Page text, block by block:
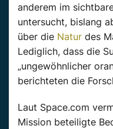
anderem im
untersucht, bislang
über die Natur des
Lediglich, dass die
„ungewöhnlicher
berichteten die
Laut Space.com
Mission beteiligte